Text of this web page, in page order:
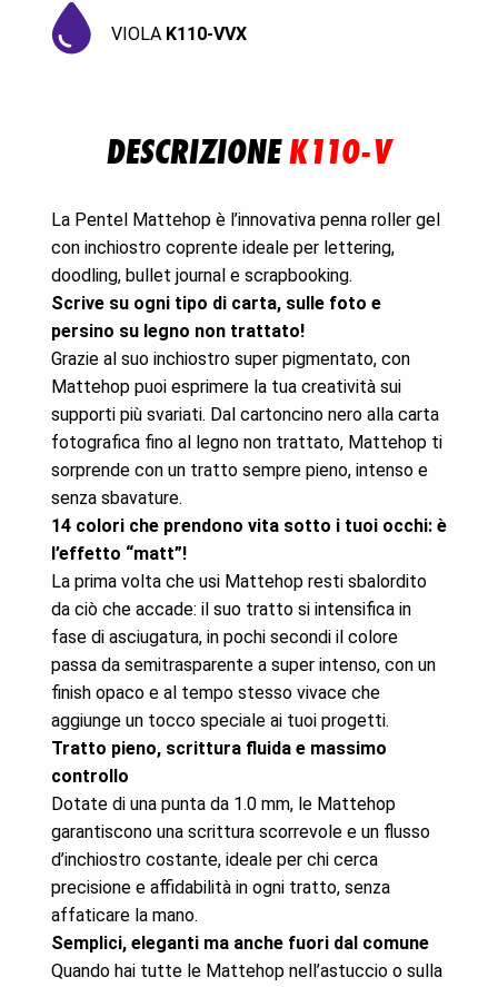
VIOLA K110-VVX
DESCRIZIONEK110-V
La Pentel Mattehop è l’innovativa penna roller gel
con inchiostro coprente ideale per lettering,
doodling, bullet journal e scrapbooking.
Scrive su ogni tipo di carta, sulle foto e
persino su legno non trattato!
Grazie al suo inchiostro super pigmentato, con
Mattehop puoi esprimere la tua creatività sui
supporti più svariati. Dal cartoncino nero alla carta
fotografica fino al legno non trattato, Mattehop ti
sorprende con un tratto sempre pieno, intenso e
senza sbavature.
14 colori che prendono vita sotto i tuoi occhi: è
l’effetto “matt”!
La prima volta che usi Mattehop resti sbalordito
da ciò che accade: il suo tratto si intensifica in
fase di asciugatura, in pochi secondi il colore
passa da semitrasparente a super intenso, con un
finish opaco e al tempo stesso vivace che
aggiunge un tocco speciale ai tuoi progetti.
Tratto pieno, scrittura fluida e massimo
controllo
Dotate di una punta da 1.0 mm, le Mattehop
garantiscono una scrittura scorrevole e un flusso
d’inchiostro costante, ideale per chi cerca
precisione e affidabilità in ogni tratto, senza
affaticare la mano.
Semplici, eleganti ma anche fuori dal comune
Quando hai tutte le Mattehop nell’astuccio o sulla